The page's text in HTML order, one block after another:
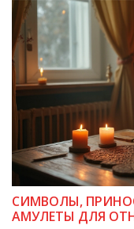
СИМВОЛЫ,
АМУЛЕТЫ ДЛЯ